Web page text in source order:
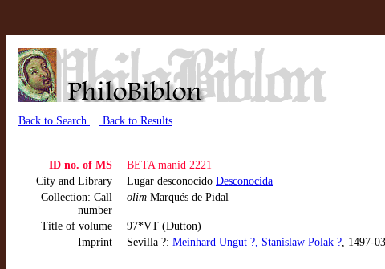
Back to Search Back to Results
ID no. of MS
BETA manid 2221
City and Library
Lugar desconocido Desconocida
Collection: Call
number
olim Marqués de Pidal
Title of volume
97*VT (Dutton)
Imprint
Sevilla ?: Meinhard Ungut ?, Stanislaw Polak ?, 1497-